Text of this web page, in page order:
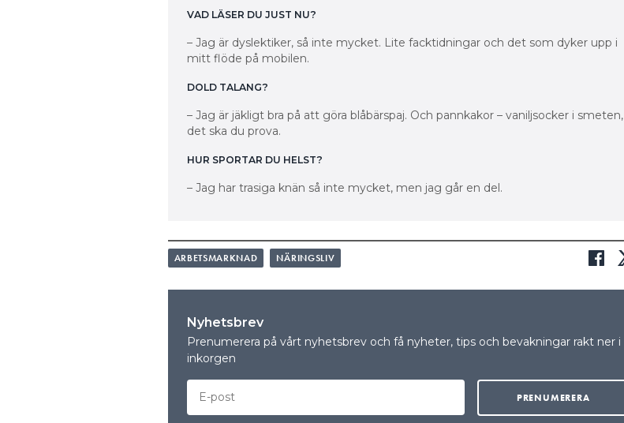
VAD LÄSER DU JUST NU?
– Jag är dyslektiker, så inte mycket. Lite facktidningar och det som dyker upp i
mitt flöde på mobilen.
DOLD TALANG?
– Jag är jäkligt bra på att göra blåbärspaj. Och pannkakor – vaniljsocker i smeten,
det ska du prova.
HUR SPORTAR DU HELST?
– Jag har trasiga knän så inte mycket, men jag går en del.
ARBETSMARKNAD NÄRINGSLIV
Nyhetsbrev
Prenumerera på vårt nyhetsbrev och få nyheter, tips och bevakningar rakt ner i
inkorgen